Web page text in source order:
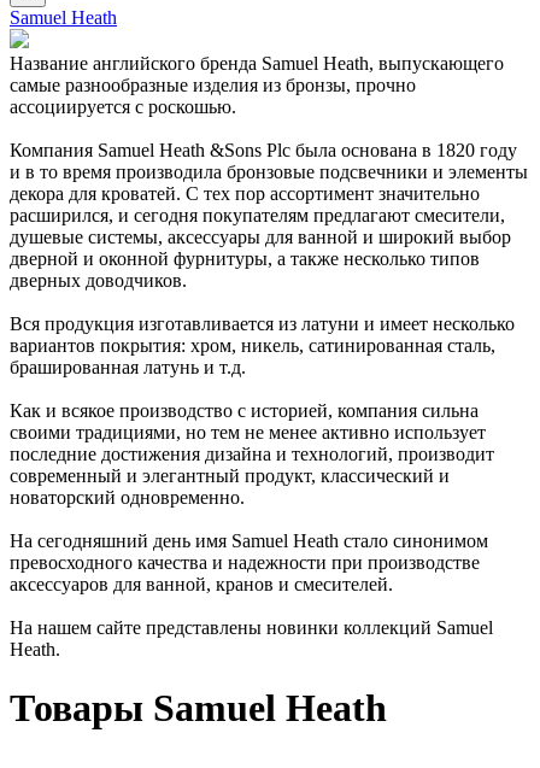
Samuel Heath
Название английского бренда Samuel Heath, выпускающего
самые разнообразные изделия из бронзы, прочно
ассоциируется с роскошью.
Компания Samuel Heath &Sons Plc была основана в 1820 году
и в то время производила бронзовые подсвечники и элементы
декора для кроватей. С тех пор ассортимент значительно
расширился, и сегодня покупателям предлагают смесители,
душевые системы, аксессуары для ванной и широкий выбор
дверной и оконной фурнитуры, а также несколько типов
дверных доводчиков.
Вся продукция изготавливается из латуни и имеет несколько
вариантов покрытия: хром, никель, сатинированная сталь,
брашированная латунь и т.д.
Как и всякое производство с историей, компания сильна
своими традициями, но тем не менее активно использует
последние достижения дизайна и технологий, производит
современный и элегантный продукт, классический и
новаторский одновременно.
На сегодняшний день имя Samuel Heath стало синонимом
превосходного качества и надежности при производстве
аксессуаров для ванной, кранов и смесителей.
На нашем сайте представлены новинки коллекций Samuel
Heath.
Товары Samuel Heath